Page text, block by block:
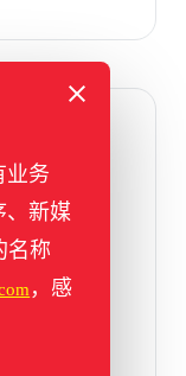
站模板，
。而且修
业务
、新媒
名称
，感